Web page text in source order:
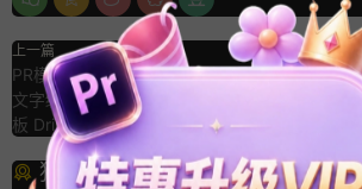
上一篇
PR模板：流体滴水标题 晕染水彩
文字缓慢滴落在画布视频片头Pr模
板 Dripping Watercolor Titles
FCPX插件
线条商务
猜你喜欢